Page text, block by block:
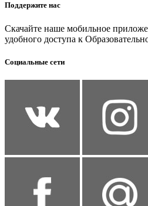
Поддержите нас
Скачайте наше мобильное
удобного доступа к
Социальные сети